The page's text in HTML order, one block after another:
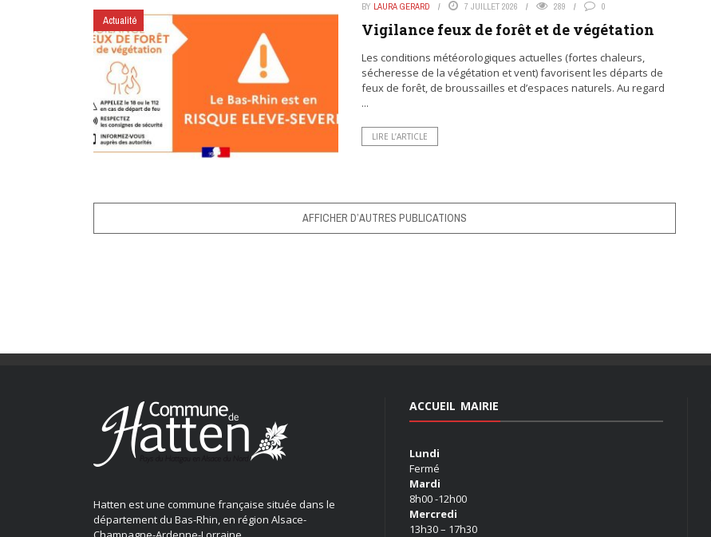
Actualité
BY LAURA GERARD 7 JUILLET 2026 289 0
Vigilance feux de forêt et de végétation
Les conditions météorologiques actuelles (fortes chaleurs,
sécheresse de la végétation et vent) favorisent les départs de
feux de forêt, de broussailles et d’espaces naturels. Au regard
...
LIRE L’ARTICLE
AFFICHER D’AUTRES PUBLICATIONS
Hatten est une commune française située dans le
département du Bas-Rhin, en région Alsace-
ACCUEIL MAIRIE
Lundi
Fermé
Mardi
8h00 -12h00
Mercredi
13h30 – 17h30